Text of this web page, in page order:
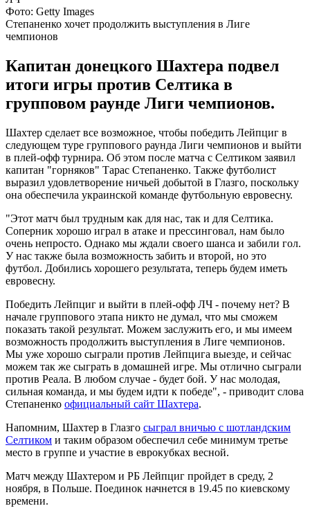
Фото: Getty Images
Степаненко хочет продолжить выступления в Лиге
чемпионов
Капитан донецкого Шахтера подвел
итоги игры против Селтика в
групповом раунде Лиги чемпионов.
Шахтер сделает все возможное, чтобы победить Лейпциг в
следующем туре группового раунда Лиги чемпионов и выйти
в плей-офф турнира. Об этом после матча с Селтиком заявил
капитан "горняков" Тарас Степаненко. Также футболист
выразил удовлетворение ничьей добытой в Глазго, поскольку
она обеспечила украинской команде футбольную евровесну.
"Этот матч был трудным как для нас, так и для Селтика.
Соперник хорошо играл в атаке и прессинговал, нам было
очень непросто. Однако мы ждали своего шанса и забили гол.
У нас также была возможность забить и второй, но это
футбол. Добились хорошего результата, теперь будем иметь
евровесну.
Победить Лейпциг и выйти в плей-офф ЛЧ - почему нет? В
начале группового этапа никто не думал, что мы сможем
показать такой результат. Можем заслужить его, и мы имеем
возможность продолжить выступления в Лиге чемпионов.
Мы уже хорошо сыграли против Лейпцига выезде, и сейчас
можем так же сыграть в домашней игре. Мы отлично сыграли
против Реала. В любом случае - будет бой. У нас молодая,
сильная команда, и мы будем идти к победе", - приводит слова
Степаненко официальный сайт Шахтера.
Напомним, Шахтер в Глазго сыграл вничью с шотландским
Селтиком и таким образом обеспечил себе минимум третье
место в группе и участие в еврокубках весной.
Матч между Шахтером и РБ Лейпциг пройдет в среду, 2
ноября, в Польше. Поединок начнется в 19.45 по киевскому
времени.